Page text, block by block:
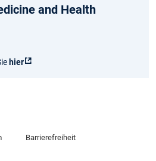
and Health
hier
Barrierefreiheit